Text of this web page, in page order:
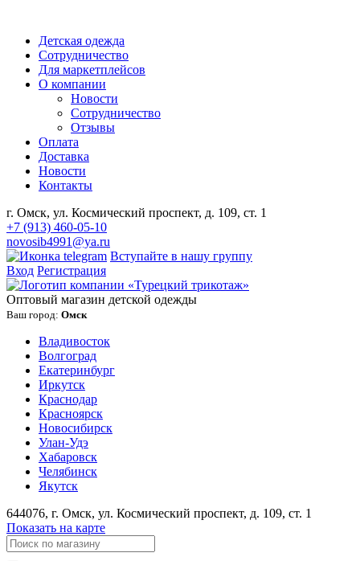
Детская одежда
Сотрудничество
Для маркетплейсов
О компании
Новости
Сотрудничество
Отзывы
Оплата
Доставка
Новости
Контакты
г. Омск, ул. Космический проспект, д. 109, ст. 1
+7 (913) 460-05-10
novosib4991@ya.ru
Вступайте в нашу группу
Вход Регистрация
Оптовый магазин детской одежды
Ваш город: Омск
Владивосток
Волгоград
Екатеринбург
Иркутск
Краснодар
Красноярск
Новосибирск
Улан-Удэ
Хабаровск
Челябинск
Якутск
644076, г. Омск, ул. Космический проспект, д. 109, ст. 1
Показать на карте